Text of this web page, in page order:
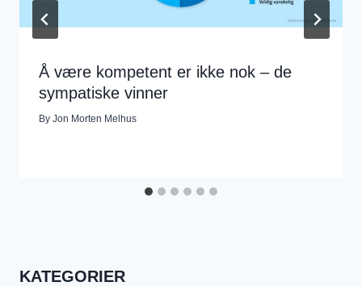
Å være kompetent er ikke nok – de
sympatiske vinner
By Jon Morten Melhus
KATEGORIER